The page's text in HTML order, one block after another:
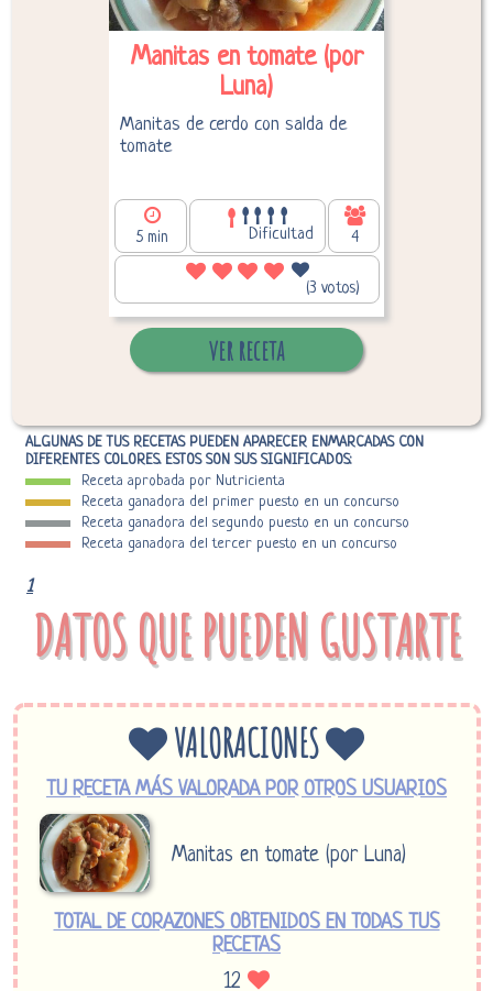
Manitas en tomate (por
Luna)
Manitas de cerdo con salda de
tomate
5 min Dificultad 4
(3 votos)
Calorías por persona:
949,99
ver receta
ALGUNAS DE TUS RECETAS PUEDEN APARECER ENMARCADAS CON
DIFERENTES COLORES. ESTOS SON SUS SIGNIFICADOS:
Receta aprobada por Nutricienta
Receta ganadora del primer puesto en un concurso
Receta ganadora del segundo puesto en un concurso
Receta ganadora del tercer puesto en un concurso
1
DATOS QUE PUEDEN GUSTARTE
VALORACIONES
TU RECETA MÁS VALORADA POR OTROS USUARIOS
Manitas en tomate (por Luna)
TOTAL DE CORAZONES OBTENIDOS EN TODAS TUS
RECETAS
12